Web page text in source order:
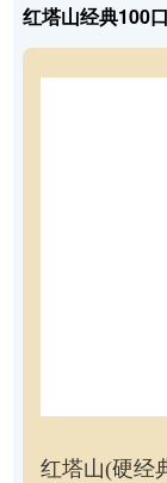
红塔山经典100
红塔山(硬经